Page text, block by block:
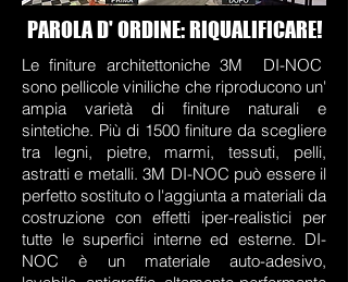
PAROLA D' ORDINE: RIQUALIFICARE!
Le finiture architettoniche 3M DI-NOC
sono pellicole viniliche che riproducono un'
ampia varietà di finiture naturali e
sintetiche. Più di 1500 finiture da scegliere
tra legni, pietre, marmi, tessuti, pelli,
astratti e metalli. 3M DI-NOC può essere il
perfetto sostituto o l'aggiunta a materiali da
costruzione con effetti iper-realistici per
tutte le superfici interne ed esterne. DI-
NOC è un materiale auto-adesivo,